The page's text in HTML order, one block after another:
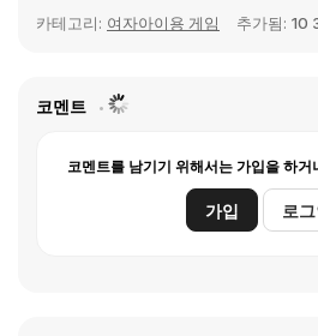
카테고리: 여자아이용 게임 추가됨: 10
코멘트
코멘트를 남기기 위해서는 가입을 하
가입 로